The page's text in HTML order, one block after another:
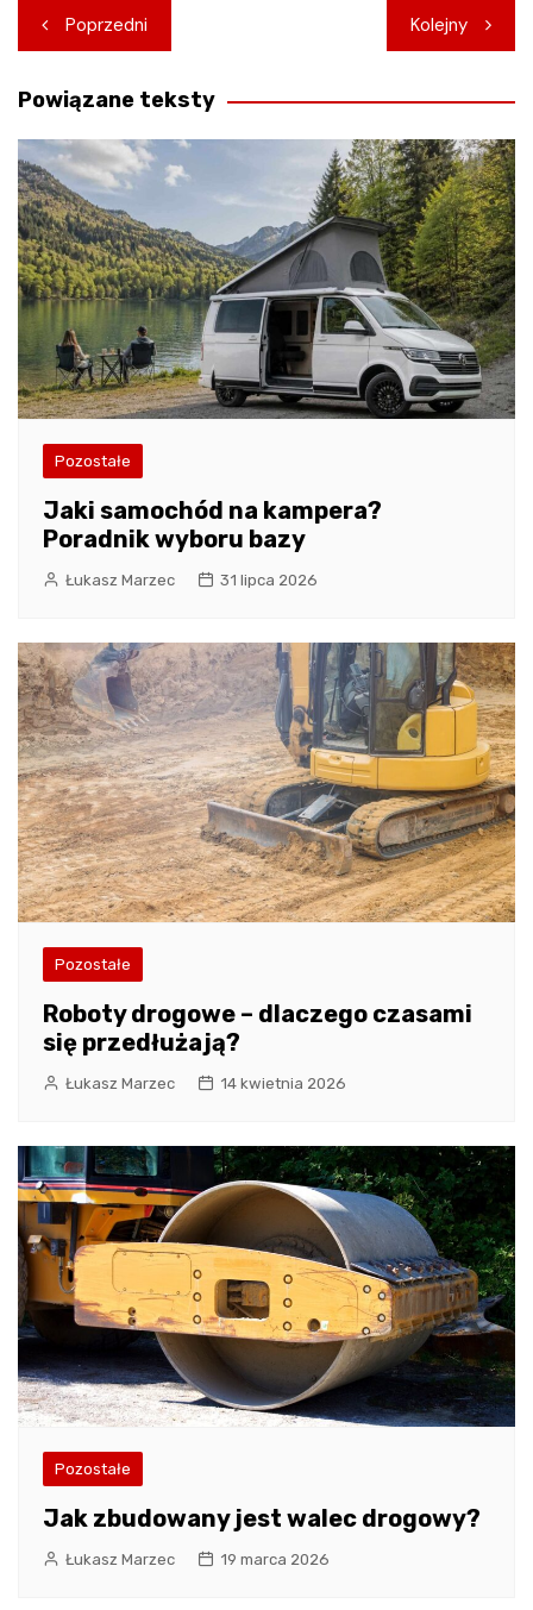
Nawigacja
wpisu
Poprzedni Kolejny
Powiązane teksty
Pozostałe
Jaki samochód na kampera?
Poradnik wyboru bazy
Łukasz Marzec 31 lipca 2026
Pozostałe
Roboty drogowe – dlaczego czasami
się przedłużają?
Łukasz Marzec 14 kwietnia 2026
Pozostałe
Jak zbudowany jest walec drogowy?
Łukasz Marzec 19 marca 2026